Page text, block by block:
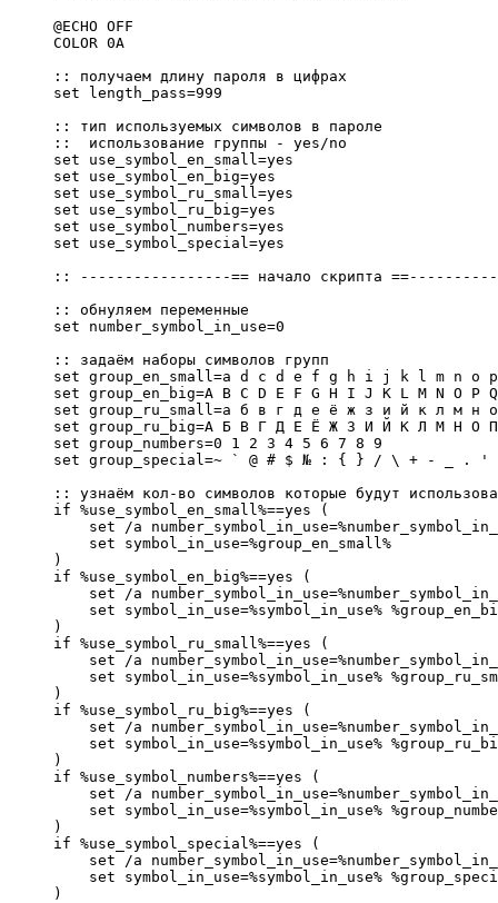
@ECHO OFF
COLOR 0A
:: получаем длину пароля в цифрах
set length_pass=999
:: тип используемых символов в пароле
::  использование группы - yes/no
set use_symbol_en_small=yes
set use_symbol_en_big=yes
set use_symbol_ru_small=yes
set use_symbol_ru_big=yes
set use_symbol_numbers=yes
set use_symbol_special=yes
:: -----------------== начало скрипта
:: обнуляем переменные
set number_symbol_in_use=0
:: задаём наборы символов групп
set group_en_small=a d c d e f g h i j k l m n
set group_en_big=A B C D E F G H I J K L M N O P
set group_ru_small=а б в г д е ё ж з и й к л м
set group_ru_big=А Б В Г Д Е Ё Ж З И Й К Л М Н
set group_numbers=0 1 2 3 4 5 6 7 8 9
set group_special=~ ` @ # $ № : { } / \ + - _ . '
:: узнаём кол-во символов которые будут
if %use_symbol_en_small%==yes (
set /a
    set symbol_in_use=%group_en_small%
)
if %use_symbol_en_big%==yes (
set /a
set symbol_in_use=%symbol_in_use%
)
if %use_symbol_ru_small%==yes (
set /a
set symbol_in_use=%symbol_in_use%
)
if %use_symbol_ru_big%==yes (
set /a
set symbol_in_use=%symbol_in_use%
)
if %use_symbol_numbers%==yes (
set /a
set symbol_in_use=%symbol_in_use%
)
if %use_symbol_special%==yes (
set /a
set symbol_in_use=%symbol_in_use%
)